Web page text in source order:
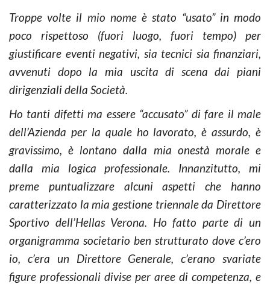
Troppe volte il mio nome è stato “usato” in modo
poco rispettoso (fuori luogo, fuori tempo) per
giustificare eventi negativi, sia tecnici sia finanziari,
avvenuti dopo la mia uscita di scena dai piani
dirigenziali della Società.
Ho tanti difetti ma essere “accusato” di fare il male
dell’Azienda per la quale ho lavorato, è assurdo, è
gravissimo, è lontano dalla mia onestà morale e
dalla mia logica professionale. Innanzitutto, mi
preme puntualizzare alcuni aspetti che hanno
caratterizzato la mia gestione triennale da Direttore
Sportivo dell’Hellas Verona. Ho fatto parte di un
organigramma societario ben strutturato dove c’ero
io, c’era un Direttore Generale, c’erano svariate
figure professionali divise per aree di competenza, e